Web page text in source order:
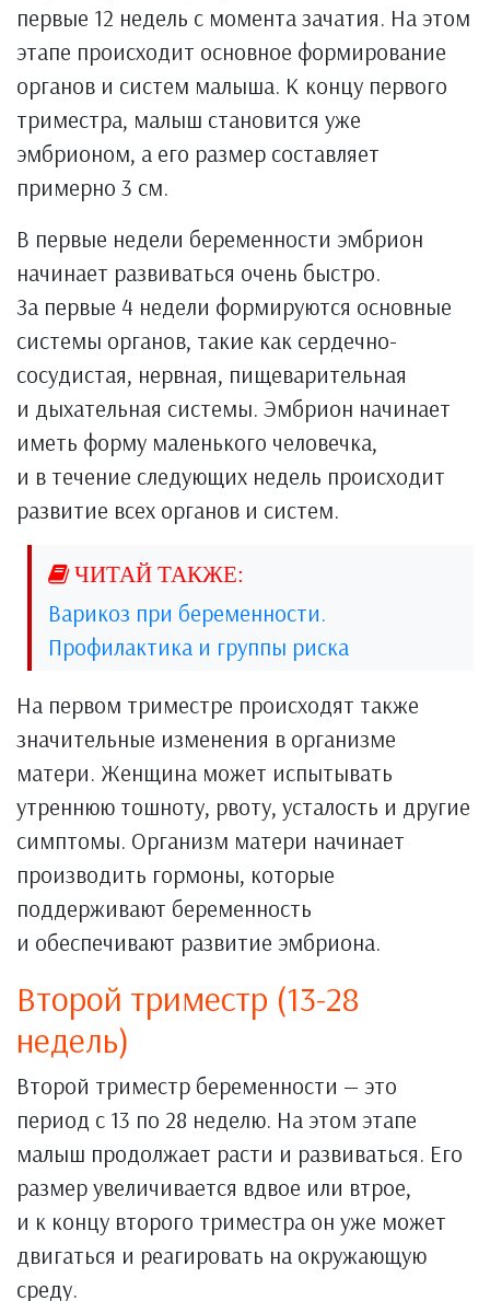
первые 12 недель с момента зачатия. На этом
этапе происходит основное формирование
органов и систем малыша. К концу первого
триместра, малыш становится уже
эмбрионом, а его размер составляет
примерно 3 см.
В первые недели беременности эмбрион
начинает развиваться очень быстро.
За первые 4 недели формируются основные
системы органов, такие как сердечно-
сосудистая, нервная, пищеварительная
и дыхательная системы. Эмбрион начинает
иметь форму маленького человечка,
и в течение следующих недель происходит
развитие всех органов и систем.
Варикоз при беременности.
Профилактика и группы риска
На первом триместре происходят также
значительные изменения в организме
матери. Женщина может испытывать
утреннюю тошноту, рвоту, усталость и другие
симптомы. Организм матери начинает
производить гормоны, которые
поддерживают беременность
и обеспечивают развитие эмбриона.
Второй триместр (13-28
недель)
Второй триместр беременности — это
период с 13 по 28 неделю. На этом этапе
малыш продолжает расти и развиваться. Его
размер увеличивается вдвое или втрое,
и к концу второго триместра он уже может
двигаться и реагировать на окружающую
среду.